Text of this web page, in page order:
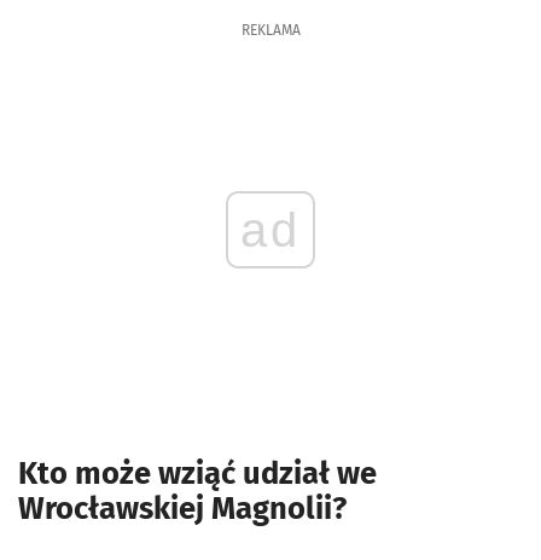
REKLAMA
ad
Kto może wziąć udział we
Wrocławskiej Magnolii?